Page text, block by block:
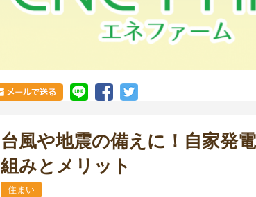
台風や地震の備えに！自家発
組みとメリット
住まい